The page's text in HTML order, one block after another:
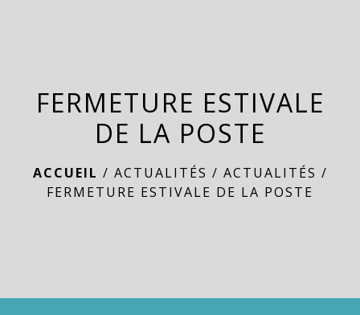
FERMETURE ESTIVALE
DE LA POSTE
ACCUEIL / ACTUALITÉS / ACTUALITÉS /
FERMETURE ESTIVALE DE LA POSTE